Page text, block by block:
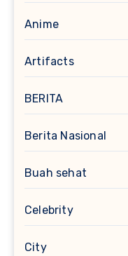
Anime
Artifacts
BERITA
Berita Nasional
Buah sehat
Celebrity
City